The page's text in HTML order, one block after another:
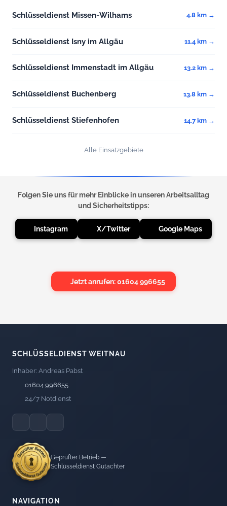
Schlüsseldienst Missen-Wilhams 4.8 km →
Schlüsseldienst Isny im Allgäu 11.4 km →
Schlüsseldienst Immenstadt im Allgäu 13.2 km →
Schlüsseldienst Buchenberg 13.8 km →
Schlüsseldienst Stiefenhofen 14.7 km →
Alle Einsatzgebiete
Folgen Sie uns für mehr Einblicke in unseren Arbeitsalltag
und Sicherheitstipps:
Instagram X/Twitter Google Maps
Jetzt anrufen: 01604 996655
SCHLÜSSELDIENST WEITNAU
Inhaber: Andreas Pabst
01604 996655
24/7 Notdienst
Geprüfter Betrieb —
Schlüsseldienst Gutachter
NAVIGATION